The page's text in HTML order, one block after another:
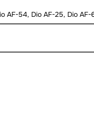
AF-54, Dio AF-25, Dio AF-